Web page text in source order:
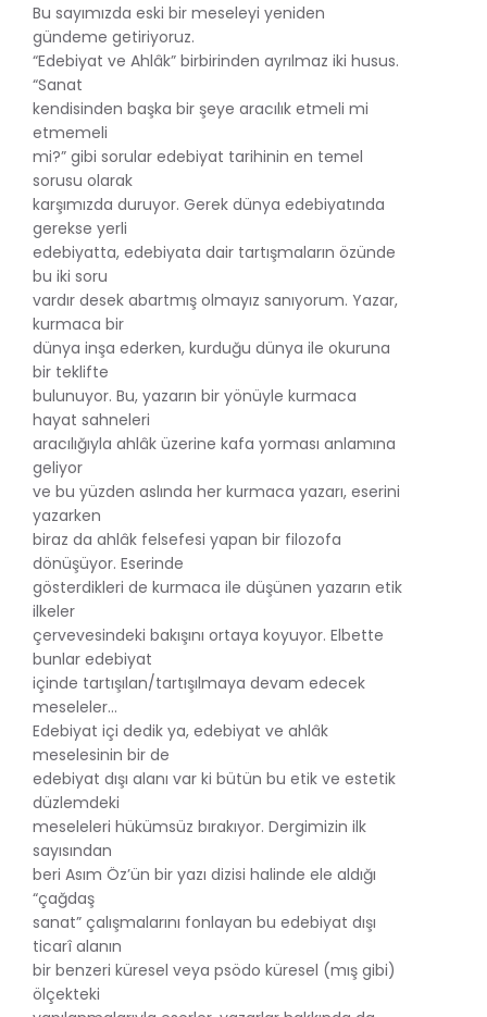
Bu sayımızda eski bir meseleyi yeniden
gündeme getiriyoruz.
“Edebiyat ve Ahlâk” birbirinden ayrılmaz iki husus.
“Sanat
kendisinden başka bir şeye aracılık etmeli mi
etmemeli
mi?” gibi sorular edebiyat tarihinin en temel
sorusu olarak
karşımızda duruyor. Gerek dünya edebiyatında
gerekse yerli
edebiyatta, edebiyata dair tartışmaların özünde
bu iki soru
vardır desek abartmış olmayız sanıyorum. Yazar,
kurmaca bir
dünya inşa ederken, kurduğu dünya ile okuruna
bir teklifte
bulunuyor. Bu, yazarın bir yönüyle kurmaca
hayat sahneleri
aracılığıyla ahlâk üzerine kafa yorması anlamına
geliyor
ve bu yüzden aslında her kurmaca yazarı, eserini
yazarken
biraz da ahlâk felsefesi yapan bir filozofa
dönüşüyor. Eserinde
gösterdikleri de kurmaca ile düşünen yazarın etik
ilkeler
çervevesindeki bakışını ortaya koyuyor. Elbette
bunlar edebiyat
içinde tartışılan/tartışılmaya devam edecek
meseleler...
Edebiyat içi dedik ya, edebiyat ve ahlâk
meselesinin bir de
edebiyat dışı alanı var ki bütün bu etik ve estetik
düzlemdeki
meseleleri hükümsüz bırakıyor. Dergimizin ilk
sayısından
beri Asım Öz’ün bir yazı dizisi halinde ele aldığı
“çağdaş
sanat” çalışmalarını fonlayan bu edebiyat dışı
ticarî alanın
bir benzeri küresel veya psödo küresel (mış gibi)
ölçekteki